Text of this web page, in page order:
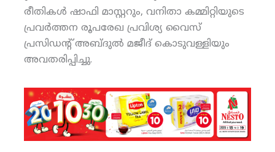
രീതികള്‍ ഷാഫി മാസ്റ്ററും, വനിതാ കമ്മിറ്റിയുടെ
പ്രവര്‍ത്തന രൂപരേഖ പ്രവിശ്യ വൈസ്
പ്രസിഡന്റ് അബ്ദുല്‍ മജീദ് കൊടുവള്ളിയും
അവതരിപ്പിച്ചു.